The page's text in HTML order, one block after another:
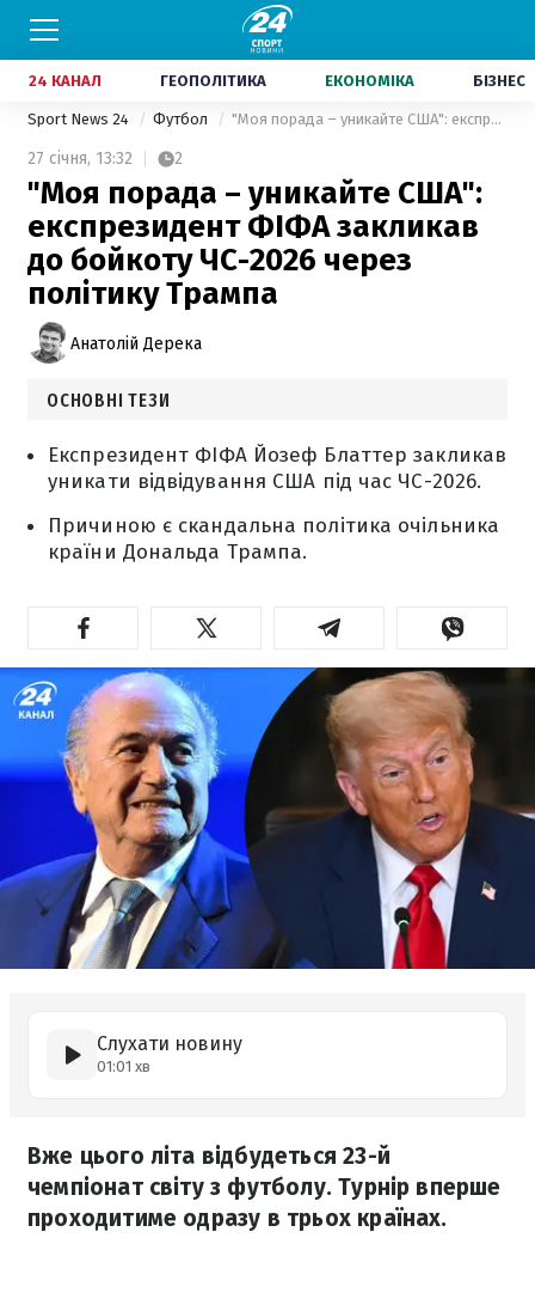
24 КАНАЛ ГЕОПОЛІТИКА ЕКОНОМІКА БІЗНЕС
Sport News 24 Футбол "Моя порада – уникайте США": експрезидент ФІФА закликав до бойкоту ЧС-2026 через політику Трампа
27 січня, 13:32 2
"Моя порада – уникайте США":
експрезидент ФІФА закликав
до бойкоту ЧС-2026 через
політику Трампа
Анатолій Дерека
ОСНОВНІ ТЕЗИ
Експрезидент ФІФА Йозеф Блаттер закликав
уникати відвідування США під час ЧС-2026.
Причиною є скандальна політика очільника
країни Дональда Трампа.
Слухати новину
01:01 хв
Вже цього літа відбудеться 23-й
чемпіонат світу з футболу. Турнір вперше
проходитиме одразу в трьох країнах.